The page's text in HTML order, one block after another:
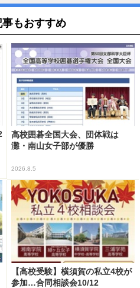
もおすすめ
高校囲碁全国大会、団体戦は
灘・南山女子部が優勝
2026.8.5
【高校受験】横須賀の私立4校が
参加…合同相談会10/12